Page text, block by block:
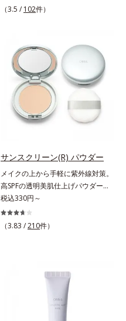
です。多方向へ光を拡散し、高いソ
との親和性が高いアミノ酸系パウダ
ー(*)を配合。みずみずしく肌になじ
み、厚塗り感なくピタッと密着しま
す。毛穴、シミ、くすみ、凹凸、色
ムラなどの大人の肌悩みをポンポン
するだけで簡単にカバーし、まるで
素肌そのものが美しくなったよう
良くする仕上がり向上粉体
（3.5 / 102件）
サンスクリーン(R) パウダー
メイクの上から手軽に紫外線対策。
高SPFの透明美肌仕上げパウダー。
メイクの上から手を汚さずに紫外線
対策ができるUVカットパウダーで
す。“素肌のようななめらかな軽
上からササッとUVカットとお直し
が同時にできるお役立ちアイテムで
す。毛穴や色ムラをカバーしながら
も、素肌のような透明美肌を叶える
税込330円～
（3.83 /210件）